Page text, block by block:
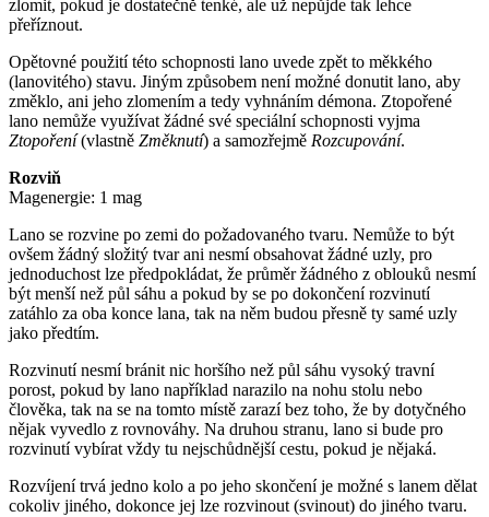
zlomit, pokud je dostatečně tenké, ale už nepůjde tak lehce
přeříznout.
Opětovné použití této schopnosti lano uvede zpět to měkkého
(lanovitého) stavu. Jiným způsobem není možné donutit lano, aby
změklo, ani jeho zlomením a tedy vyhnáním démona. Ztopořené
lano nemůže využívat žádné své speciální schopnosti vyjma
Ztopoření(vlastně Změknutí) a samozřejmě Rozcupování.
Rozviň
Magenergie: 1 mag
Lano se rozvine po zemi do požadovaného tvaru. Nemůže to být
ovšem žádný složitý tvar ani nesmí obsahovat žádné uzly, pro
jednoduchost lze předpokládat, že průměr žádného z oblouků nesmí
být menší než půl sáhu a pokud by se po dokončení rozvinutí
zatáhlo za oba konce lana, tak na něm budou přesně ty samé uzly
jako předtím.
Rozvinutí nesmí bránit nic horšího než půl sáhu vysoký travní
porost, pokud by lano například narazilo na nohu stolu nebo
člověka, tak na se na tomto místě zarazí bez toho, že by dotyčného
nějak vyvedlo z rovnováhy. Na druhou stranu, lano si bude pro
rozvinutí vybírat vždy tu nejschůdnější cestu, pokud je nějaká.
Rozvíjení trvá jedno kolo a po jeho skončení je možné s lanem dělat
cokoliv jiného, dokonce jej lze rozvinout (svinout) do jiného tvaru.